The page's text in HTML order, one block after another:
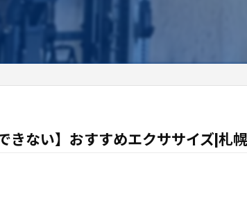
きない】おすすめエクササイズ|札